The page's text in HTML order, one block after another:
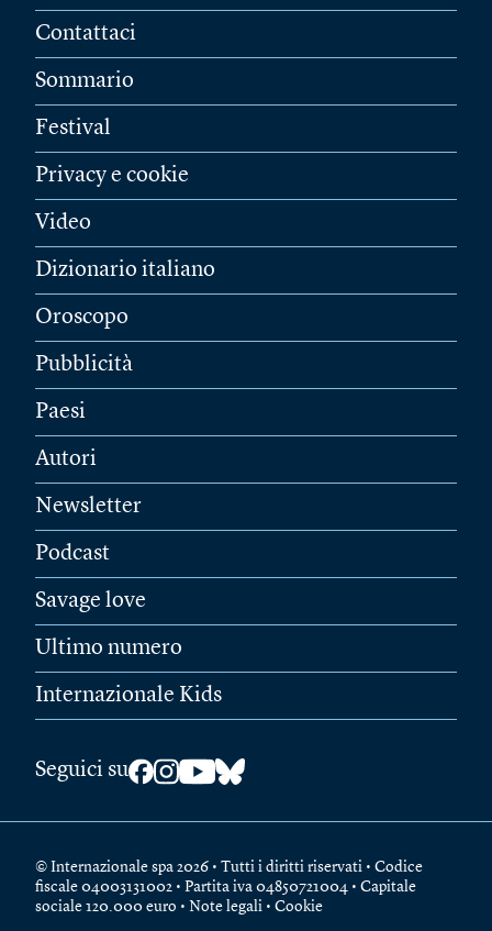
Contattaci
Sommario
Festival
Privacy e cookie
Video
Dizionario italiano
Oroscopo
Pubblicità
Paesi
Autori
Newsletter
Podcast
Savage love
Ultimo numero
Internazionale Kids
Seguici su
© Internazionale spa 2026 • Tutti i diritti riservati • Codice
fiscale 04003131002 • Partita iva 04850721004 • Capitale
sociale 120.000 euro • Note legali • Cookie